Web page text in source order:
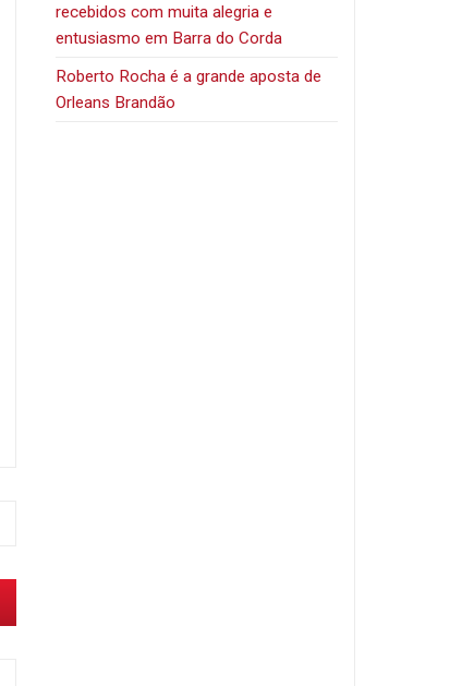
recebidos com muita alegria e
entusiasmo em Barra do Corda
Roberto Rocha é a grande aposta de
Orleans Brandão